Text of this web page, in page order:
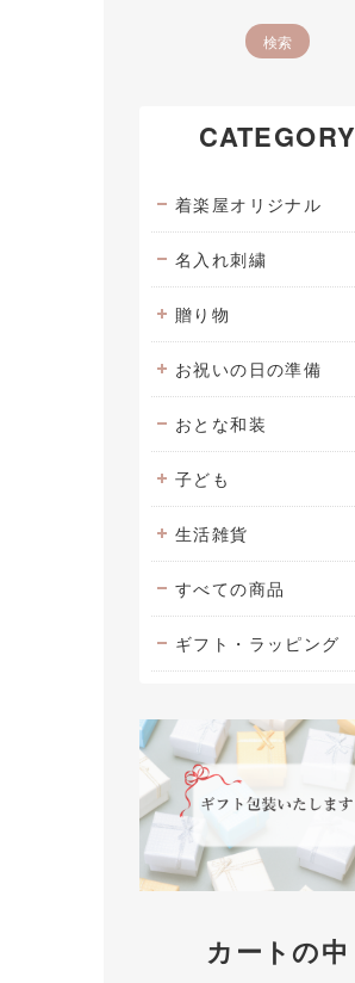
CATEGORY
着楽屋オリジナル
名入れ刺繍
贈り物
お祝いの日の準備
おとな和装
子ども
生活雑貨
すべての商品
ギフト・ラッピング
カートの中